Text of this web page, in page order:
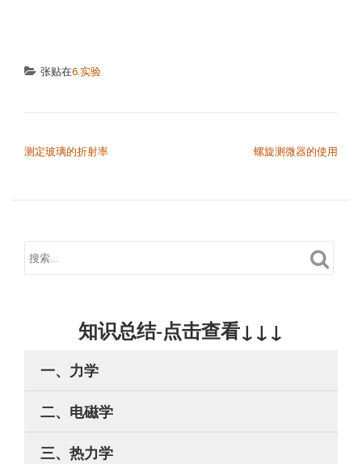
张贴在6.实验
测定玻璃的折射率 螺旋测微器的使用
知识总结-点击查看↓↓↓
一、力学
二、电磁学
三、热力学